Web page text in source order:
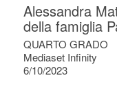
Alessandra
della famiglia
QUARTO GRADO
Mediaset Infinity
6/10/2023